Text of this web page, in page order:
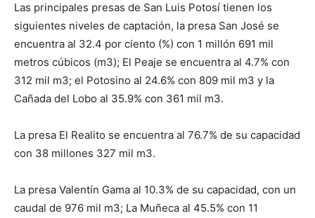
Las principales presas de San Luis Potosí tienen los
siguientes niveles de captación, la presa San José se
encuentra al 32.4 por ciento (%) con 1 millón 691 mil
metros cúbicos (m3); El Peaje se encuentra al 4.7% con
312 mil m3; el Potosino al 24.6% con 809 mil m3 y la
Cañada del Lobo al 35.9% con 361 mil m3.
La presa El Realito se encuentra al 76.7% de su capacidad
con 38 millones 327 mil m3.
La presa Valentín Gama al 10.3% de su capacidad, con un
caudal de 976 mil m3; La Muñeca al 45.5% con 11